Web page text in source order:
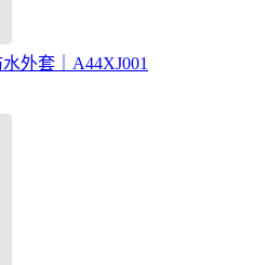
外套｜A44XJ001